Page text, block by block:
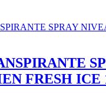
FRESH ICE